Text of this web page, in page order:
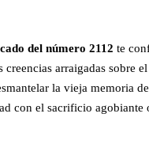
del número 2112 te
creencias arraigadas sobre
la vieja memoria de
con el sacrificio agobiante